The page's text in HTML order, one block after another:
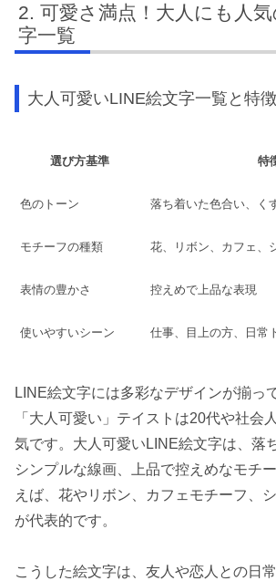
可愛さ満点！大人にも人
字一覧
大人可愛いLINE絵文字一覧と特
選び方基準 特
色のトーン 落ち着いた色合い、く
モチーフの種類 花、リボン、カフェ、
表情の豊かさ 控えめで上品な表現
使いやすいシーン 仕事、目上の方、日常
LINE絵文字には多彩なデザインが揃っ
「大人可愛い」テイストは20代や社会
気です。大人可愛いLINE絵文字は、落
シンプルな線画、上品で控えめなモチ
えば、花やリボン、カフェモチーフ、
が代表的です。
こうした絵文字は、友人や恋人との日